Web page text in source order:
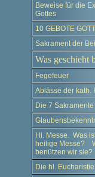
Beweise für die
Gottes
10 GEBOTE
Sakrament der
Was geschieht
Fegefeuer
Ablässe der kath.
Die 7 Sakramente
Hl. Messe. Was
heilige Messe?
benützen wir sie?
Die hl. Eucharistie